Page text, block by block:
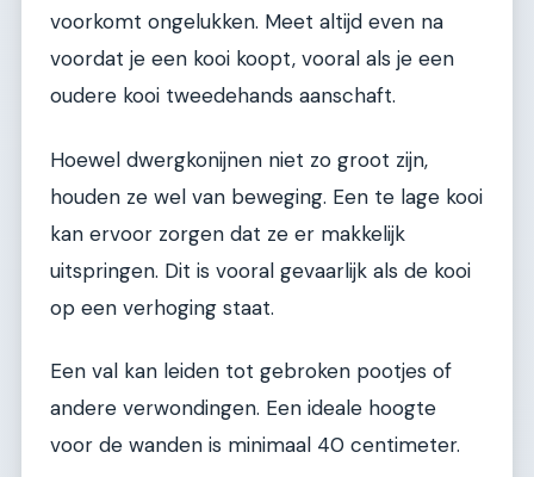
voorkomt ongelukken. Meet altijd even na
voordat je een kooi koopt, vooral als je een
oudere kooi tweedehands aanschaft.
Hoewel dwergkonijnen niet zo groot zijn,
houden ze wel van beweging. Een te lage kooi
kan ervoor zorgen dat ze er makkelijk
uitspringen. Dit is vooral gevaarlijk als de kooi
op een verhoging staat.
Een val kan leiden tot gebroken pootjes of
andere verwondingen. Een ideale hoogte
voor de wanden is minimaal 40 centimeter.